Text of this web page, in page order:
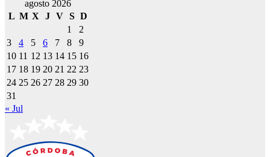
agosto 2026
L M X J V S D
1
2
3
4 5 6 7 8
9
10 11 12 13 14 15 16
17 18 19 20 21 22 23
24 25 26 27 28 29 30
31
« Jul